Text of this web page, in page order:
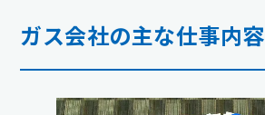
ガス会社の主な仕事内容